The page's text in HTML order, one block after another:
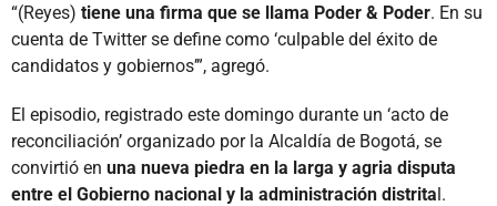
“(Reyes) tiene una firma que se llama Poder & Poder. En su
cuenta de Twitter se define como ‘culpable del éxito de
candidatos y gobiernos’”, agregó.
El episodio, registrado este domingo durante un ‘acto de
reconciliación’ organizado por la Alcaldía de Bogotá, se
convirtió en una nueva piedra en la larga y agria disputa
entre el Gobierno nacional y la administración distrital.